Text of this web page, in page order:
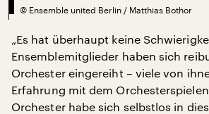
© Ensemble united Berlin / Matthias Bothor
„Es hat überhaupt keine
Ensemblemitglieder haben sich
Orchester eingereiht – viele von
Erfahrung mit dem
Orchester habe sich selbstlos in